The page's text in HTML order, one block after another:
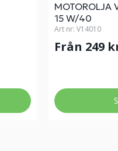
MOTOROLJA
15 W/40
Art nr: V14010
Från 249